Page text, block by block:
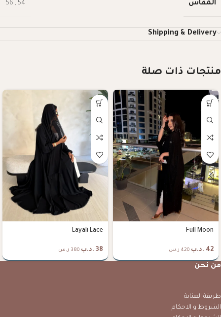
المقاس 54
,
56
Shipping & Delivery
منتجات ذات صلة
Full Moon
42 .د.ب 420 ر.س
Layali Lace
38 .د.ب 380 ر.س
من نحن
طريقة العناية
الشروط و الاحكام